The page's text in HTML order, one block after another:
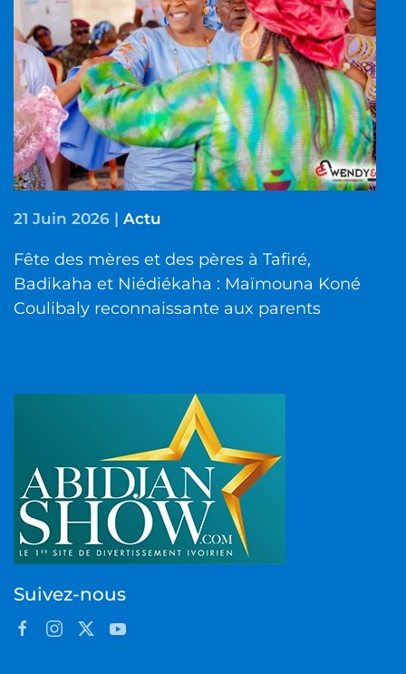
21 Juin 2026 | Actu
Fête des mères et des pères à Tafiré,
Badikaha et Niédiékaha : Maïmouna Koné
Coulibaly reconnaissante aux parents
Suivez-nous